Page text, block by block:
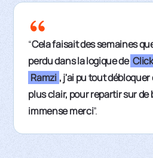
“Cela faisait des semaines
perdu dans la logique de
Ramzi , j'ai pu tout
plus clair, pour repartir sur de
immense merci”.